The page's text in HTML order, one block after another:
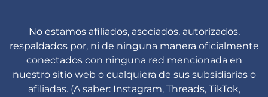
No estamos afiliados, asociados, autorizados,
respaldados por, ni de ninguna manera oficialmente
conectados con ninguna red mencionada en
nuestro sitio web o cualquiera de sus subsidiarias o
afiliadas. (A saber: Instagram, Threads, TikTok,